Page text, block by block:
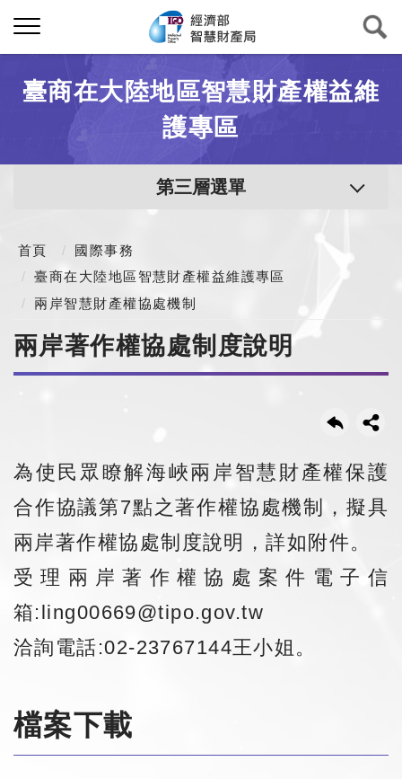
臺商在大陸地區智慧財產權益維
護專區
第三層選單
首頁
國際事務
臺商在大陸地區智慧財產權益維護專區
兩岸智慧財產權協處機制
兩岸著作權協處制度說明
為使民眾瞭解海峽兩岸智慧財產權保護
合作協議第7點之著作權協處機制，擬具
兩岸著作權協處制度說明，詳如附件。
受理兩岸著作權協處案件電子信
箱:ling00669@tipo.gov.tw
洽詢電話:02-23767144王小姐。
檔案下載